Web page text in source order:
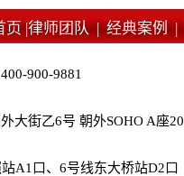
页 |律师团队 |经典案例
400-900-9881
大街乙6号 朝外SOHO A座
A1口、6号线东大桥站D2口